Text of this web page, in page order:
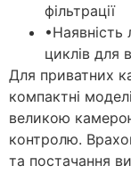
фільтрації
•Наявність
циклів для
Для приватних
компактні
великою
контролю.
та постачання